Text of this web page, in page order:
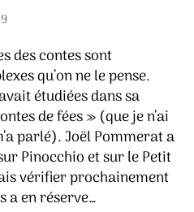
des contes sont
qu’on ne le pense.
étudiées dans sa
de fées » (que je n’ai
parlé). Joël Pommerat a
Pinocchio et sur le Petit
vérifier prochainement
a en réserve…